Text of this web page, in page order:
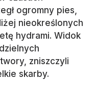
ogromny pies,
nieokreślonych
hydrami. Widok
zniszczyli
skarby.